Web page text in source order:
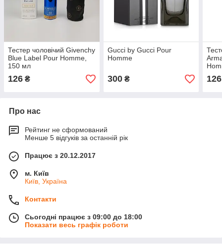
Тестер чоловічий Givenchy
Blue Label Pour Homme,
150 мл
126 ₴
Gucci by Gucci Pour
Homme
300₴ 126
Про нас
Рейтинг не сформований
Менше 5 відгуків за останній рік
Працює з 20.12.2017
м. Київ
Київ, Україна
Контакти
Сьогодні працює з 09:00 до 18:00
Показати весь графік роботи